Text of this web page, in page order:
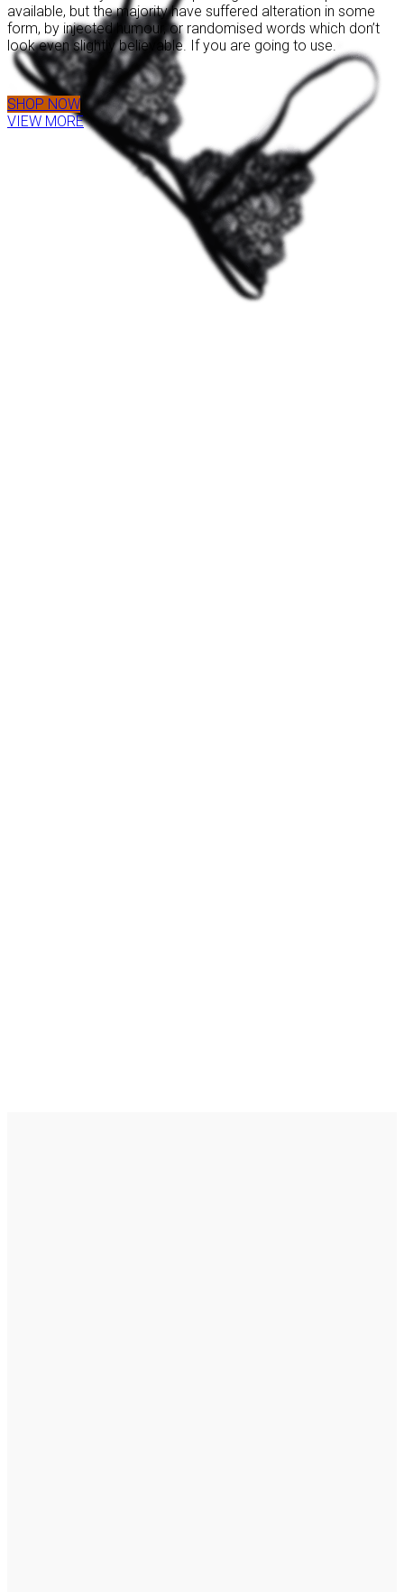
available, but the majority have suffered alteration in some
form, by injected humour, or randomised words which don’t
look even slightly believable. If you are going to use.
SHOP NOW
VIEW MORE